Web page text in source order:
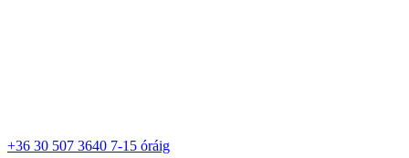
+36 30 507 3640 7-15 óráig